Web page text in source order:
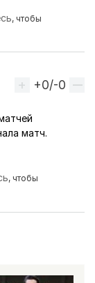
Аллахверди
, чтобы
Вверх
+0/-0
матч.
, чтобы